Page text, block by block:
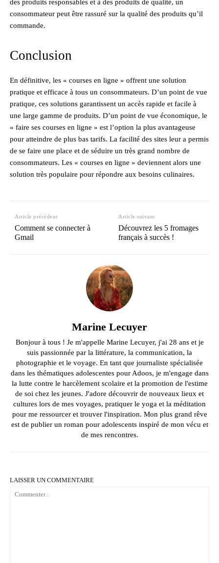
des produits responsables et à des produits de qualité, un
consommateur peut être rassuré sur la qualité des produits qu’il
commande.
Conclusion
En définitive, les « courses en ligne » offrent une solution
pratique et efficace à tous un consommateurs. D’un point de vue
pratique, ces solutions garantissent un accès rapide et facile à
une large gamme de produits. D’un point de vue économique, le
« faire ses courses en ligne » est l’option la plus avantageuse
pour atteindre de plus bas tarifs. La facilité des sites leur a permis
de se faire une place et de séduire un très grand nombre de
consommateurs. Les « courses en ligne » deviennent alors une
solution très populaire pour répondre aux besoins culinaires.
Article précédent
Comment se connecter à
Gmail
Article suivant
Découvrez les 5 fromages
français à succès !
Marine Lecuyer
Bonjour à tous ! Je m'appelle Marine Lecuyer, j'ai 28 ans et je
suis passionnée par la littérature, la communication, la
photographie et le voyage. En tant que journaliste spécialisée
dans les thématiques adolescentes pour Adoos, je m'engage dans
la lutte contre le harcèlement scolaire et la promotion de l'estime
de soi chez les jeunes. J'adore découvrir de nouveaux lieux et
cultures lors de mes voyages, pratiquer le yoga et la méditation
pour me ressourcer et trouver l'inspiration. Mon plus grand rêve
est de publier un roman pour adolescents inspiré de mon vécu et
de mes rencontres.
LAISSER UN COMMENTAIRE